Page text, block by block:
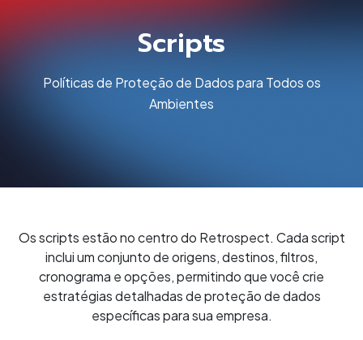
Scripts
Políticas de Proteção de Dados para Todos os
Ambientes
Os scripts estão no centro do Retrospect. Cada script
inclui um conjunto de origens, destinos, filtros,
cronograma e opções, permitindo que você crie
estratégias detalhadas de proteção de dados
específicas para sua empresa.